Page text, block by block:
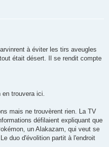
à éviter les tirs aveugles
était désert. Il se rendit compte
trouvera ici.
mais ne trouvèrent rien. La TV
défilaient expliquant que
un Alakazam, qui veut se
duo d'évolition partit à l'endroit